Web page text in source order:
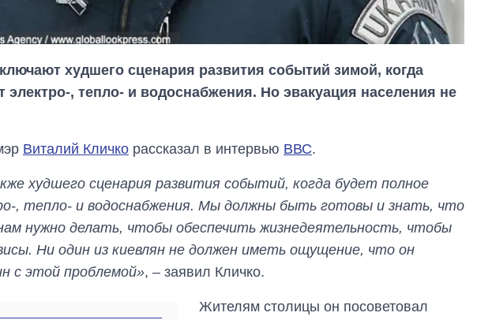
худшего сценария развития событий зимой, когда
электро-, тепло- и водоснабжения. Но эвакуация населения не
Виталий Кличко рассказал в интервью ВВС.
худшего сценария развития событий, когда будет полное
, тепло- и водоснабжения. Мы должны быть готовы и знать, что
нужно делать, чтобы обеспечить жизнедеятельность, чтобы
Ни один из киевлян не должен иметь ощущение, что он
с этой проблемой», – заявил Кличко.
Жителям столицы он посоветовал
Как изменился